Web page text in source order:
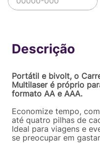
R$89,90
89
Portátil e bivolt, o
Multilaser é próprio
formato AA e AAA.
Economize tempo,
até quatro pilhas de
Ideal para viagens e
se preocupar em